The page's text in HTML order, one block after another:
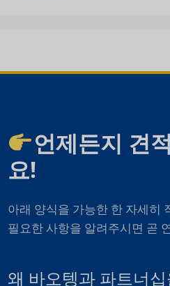
언제든지 견
요!
아래 양식을 가능한 한 자세히
필요한 사항을 알려주시면 곧
왜 바오텡과 파트너